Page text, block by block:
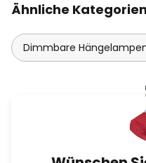
Ähnliche Kategorien
Dimmbare